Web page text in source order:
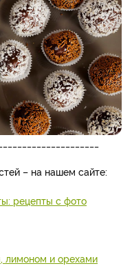
– на нашем сайте:
рецепты с фото
лимоном и орехами